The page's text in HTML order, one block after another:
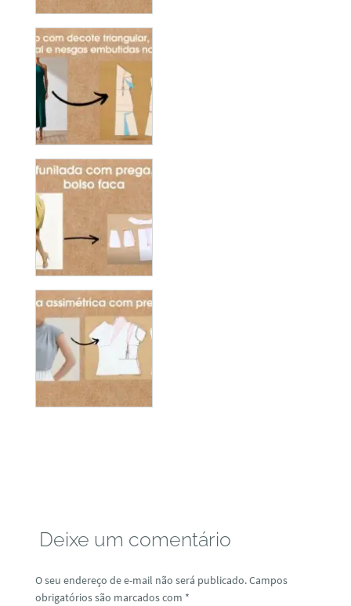
Deixe um comentário
O seu endereço de e-mail não será publicado.Campos
obrigatórios são marcados com *